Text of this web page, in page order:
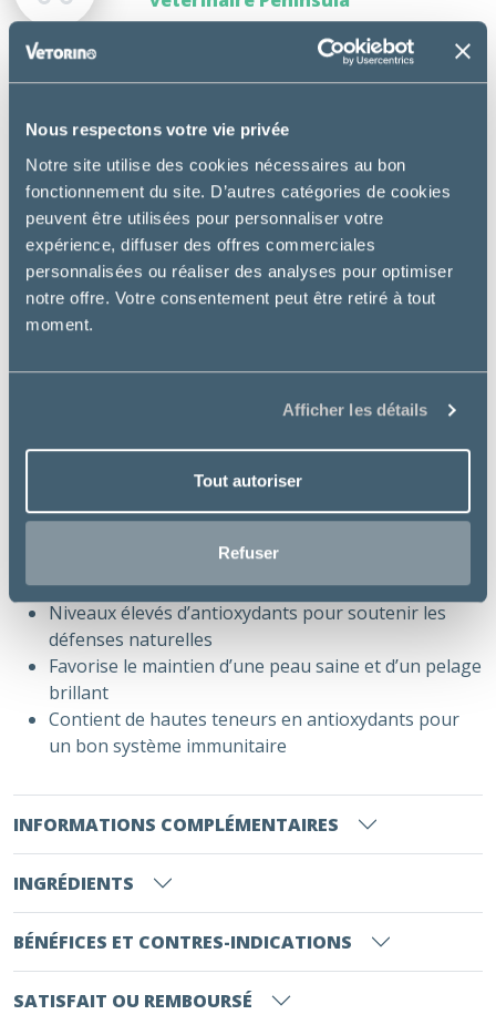
Nous respectons votre vie privée
Notre site utilise des cookies nécessaires au bon
fonctionnement du site. D’autres catégories de cookies
peuvent être utilisées pour personnaliser votre
expérience, diffuser des offres commerciales
personnalisées ou réaliser des analyses pour optimiser
notre offre. Votre consentement peut être retiré à tout
moment.
Afficher les détails
Tout autoriser
Refuser
Hill’s Neutered Dog Adult Medium est une nutrition
révolutionnaire prouvée pour aider les chiens à
maintenir un poids idéal et à rester en pleine forme
après la stérilisation
Utilisation :
Chien stérilisé adulte de race moyenne (entre 10 et
Réduit l’inflammation et améliore le métabolisme
Teneur faible en matière grasse : aide à éviter la
Soutient la bonne santé articulaire chez les chiens
stérilisés
Niveaux élevés d’antioxydants pour soutenir les
défenses naturelles
Favorise le maintien d’une peau saine et d’un pelage
brillant
Contient de hautes teneurs en antioxydants pour
un bon système immunitaire
INFORMATIONS COMPLÉMENTAIRES
INGRÉDIENTS
BÉNÉFICES ET CONTRES-INDICATIONS
SATISFAIT OU REMBOURSÉ